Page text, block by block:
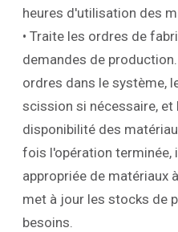
heures d'utilisation des
• Traite les ordres de
demandes de
ordres dans le système,
scission si nécessaire,
disponibilité des
fois l'opération terminée,
appropriée de matériaux
met à jour les stocks de
besoins.